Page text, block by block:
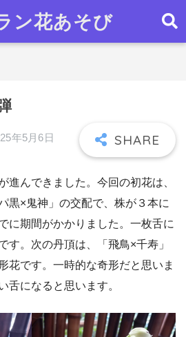
ン花あそび
年5月6日
んできました。今回の初花は、
黒×鬼神」の交配で、株が３本に
に期間がかかりました。一枚舌に
す。次の丹頂は、「飛鳥×千寿」
花です。一時的な奇形だと思いま
舌になると思います。